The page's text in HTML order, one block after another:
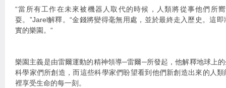
“當所有工作在未來被機器人取代的時候，人類將從事他們所
耍。”Jarel解釋。“金錢將變得毫無用處，並於最終走入歷史。這
實的樂園。“
樂園主義是由雷爾運動的精神領導─雷爾─所發起，他解釋地球上
科學家們所創造，而這些科學家們盼望看到他們新創造出來的人
裡享受生命的每一刻。